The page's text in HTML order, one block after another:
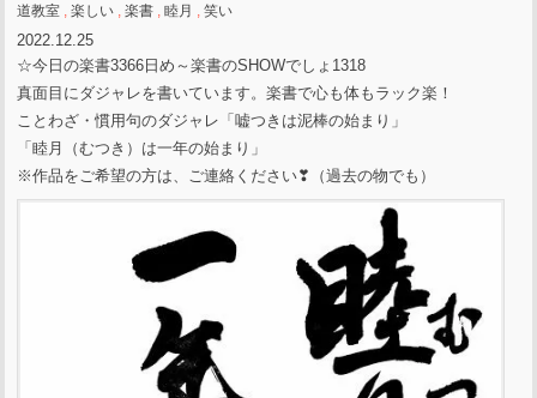
道教室 ,楽しい ,楽書 ,睦月 ,笑い
2022.12.25
☆今日の楽書3366日め～楽書のSHOWでしょ1318
真面目にダジャレを書いています。楽書で心も体もラック楽！
ことわざ・慣用句のダジャレ「嘘つきは泥棒の始まり」
「睦月（むつき）は一年の始まり」
※作品をご希望の方は、ご連絡ください❣（過去の物でも）